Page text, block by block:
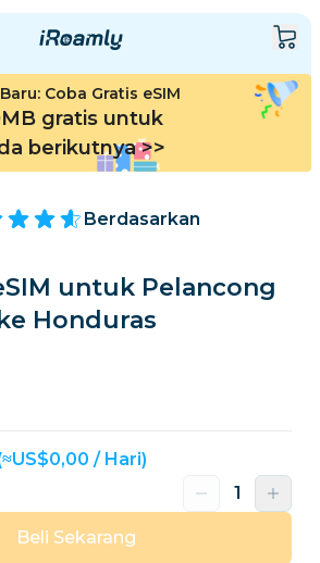
Coba Gratis eSIM
gratis untuk
berikutnya>>
Berdasarkan
untuk Pelancong
ke Honduras
/ Hari)
Beli Sekarang